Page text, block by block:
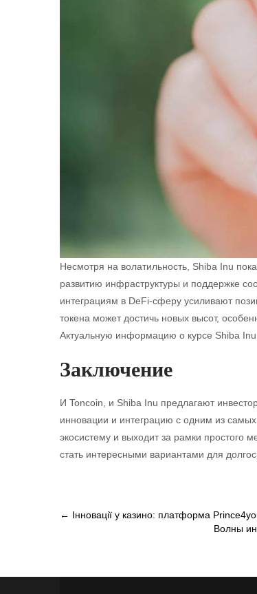
Несмотря на волатильность, Shiba Inu
развитию инфраструктуры и поддержке
интеграциям в DeFi-сферу усиливают
токена может достичь новых высот,
Актуальную информацию о курсе Shiba
Заключение
И Toncoin, и Shiba Inu предлагают
инновации и интеграцию с одним из
экосистему и выходит за рамки простого
стать интересными вариантами для
Post
← Інновації у казино: платформа
Волны